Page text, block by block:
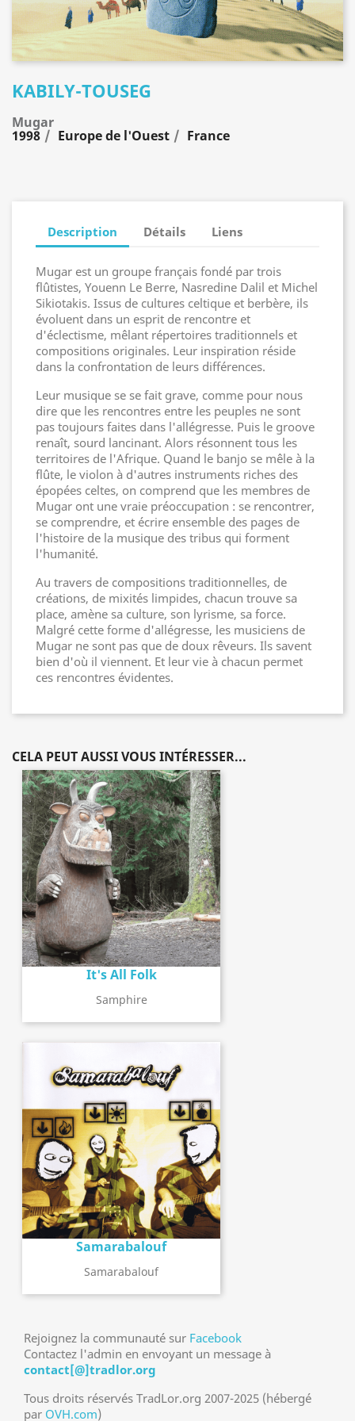
KABILY-TOUSEG
Mugar
1998 Europe de l'Ouest France
Description Détails Liens
Mugar est un groupe français fondé par trois
flûtistes, Youenn Le Berre, Nasredine Dalil et Michel
Sikiotakis. Issus de cultures celtique et berbère, ils
évoluent dans un esprit de rencontre et
d'éclectisme, mêlant répertoires traditionnels et
compositions originales. Leur inspiration réside
dans la confrontation de leurs différences.
Leur musique se se fait grave, comme pour nous
dire que les rencontres entre les peuples ne sont
pas toujours faites dans l'allégresse. Puis le groove
renaît, sourd lancinant. Alors résonnent tous les
territoires de l'Afrique. Quand le banjo se mêle à la
flûte, le violon à d'autres instruments riches des
épopées celtes, on comprend que les membres de
Mugar ont une vraie préoccupation : se rencontrer,
se comprendre, et écrire ensemble des pages de
l'histoire de la musique des tribus qui forment
l'humanité.
Au travers de compositions traditionnelles, de
créations, de mixités limpides, chacun trouve sa
place, amène sa culture, son lyrisme, sa force.
Malgré cette forme d'allégresse, les musiciens de
Mugar ne sont pas que de doux rêveurs. Ils savent
bien d'où il viennent. Et leur vie à chacun permet
ces rencontres évidentes.
CELA PEUT AUSSI VOUS INTÉRESSER...
It's All Folk
Samphire
Samarabalouf
Samarabalouf
Rejoignez la communauté sur Facebook
Contactez l'admin en envoyant un message à
contact[@]tradlor.org
Tous droits réservés TradLor.org 2007-2025 (hébergé
par OVH.com)